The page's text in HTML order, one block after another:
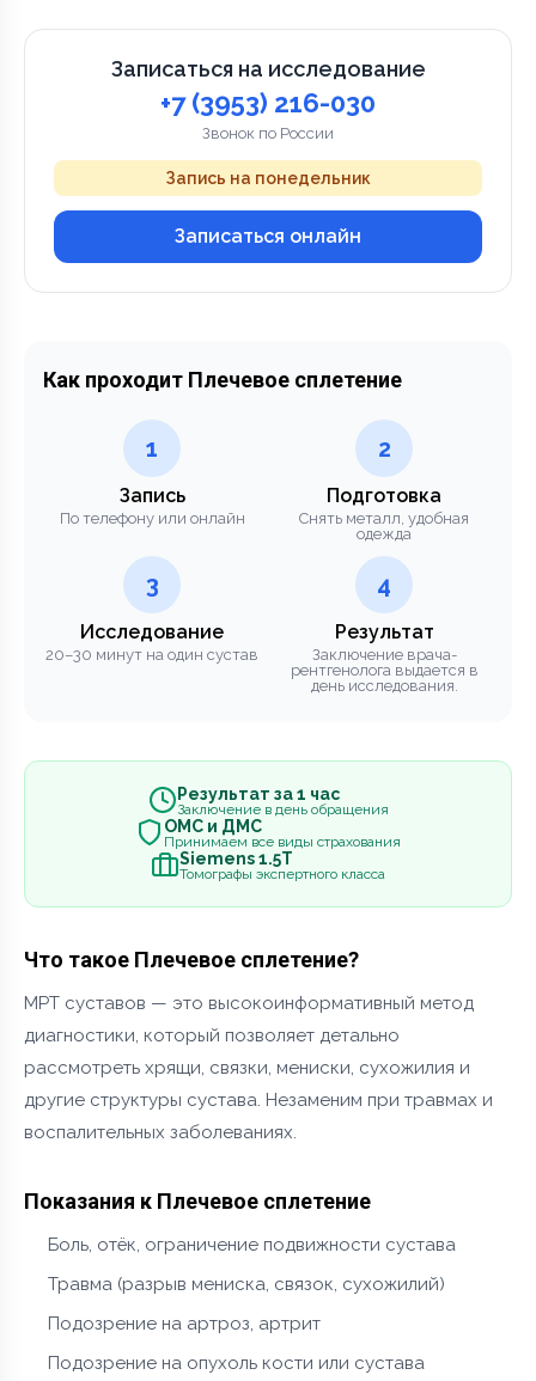
Записаться на исследование
+7 (3953) 216-030
Звонок по России
Запись на понедельник
Записаться онлайн
Как проходит Плечевое сплетение
1
Запись
По телефону или онлайн
2
Подготовка
Снять металл, удобная
одежда
3
Исследование
20–30 минут на один сустав
4
Результат
Заключение врача-
рентгенолога выдается в
день исследования.
Результат за 1 час
Заключение в день обращения
ОМС и ДМС
Принимаем все виды страхования
Siemens 1.5Т
Томографы экспертного класса
Что такое Плечевое сплетение?
МРТ суставов — это высокоинформативный метод
диагностики, который позволяет детально
рассмотреть хрящи, связки, мениски, сухожилия и
другие структуры сустава. Незаменим при травмах и
воспалительных заболеваниях.
Показания к Плечевое сплетение
Боль, отёк, ограничение подвижности сустава
Травма (разрыв мениска, связок, сухожилий)
Подозрение на артроз, артрит
Подозрение на опухоль кости или сустава